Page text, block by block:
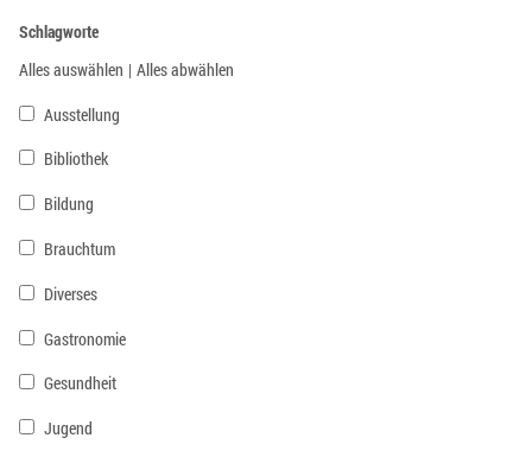
Schlagworte
Alles auswählen | Alles abwählen
Ausstellung
Bibliothek
Bildung
Brauchtum
Diverses
Gastronomie
Gesundheit
Jugend